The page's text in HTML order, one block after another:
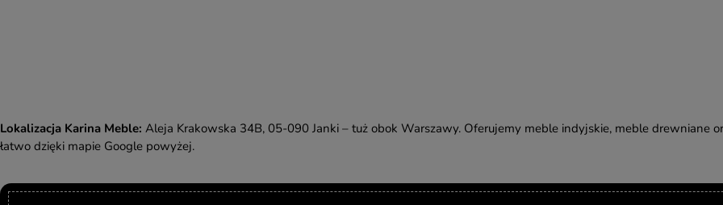
Lokalizacja Karina Meble: Aleja Krakowska 34B, 05-090 Janki – tuż obok Warszawy. Oferujemy meble indyjskie, meble
łatwo dzięki mapie Google powyżej.